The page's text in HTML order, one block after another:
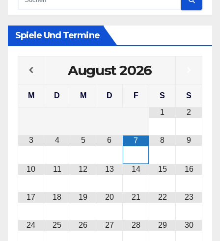
Spiele Und Termine
August2026
M D M D F S
S
1
2
3 4 5 6 7 8 9
10 11 12 13 14 15 16
17 18 19 20 21 22 23
24 25 26 27 28 29 30